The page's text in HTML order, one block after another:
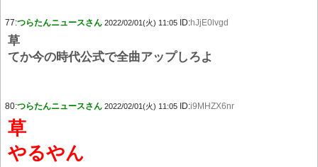
77:つらたんニュースさん 2022/02/01(火) 11:05 ID:hJjE0lvgd
草
てか今の時代公式で全曲アップしろよ
80:つらたんニュースさん 2022/02/01(火) 11:05 ID:i9MHZX6nr
草
やるやん